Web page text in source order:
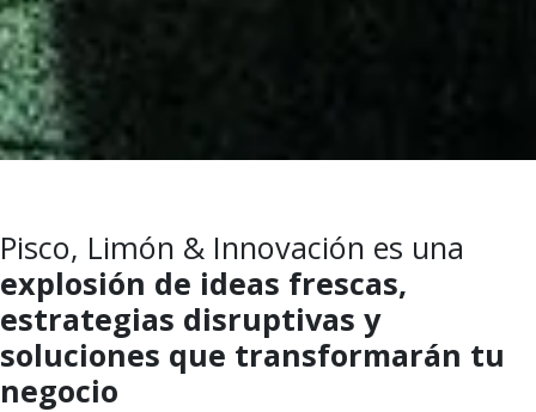
Pisco, Limón & Innovación es una
explosión de ideas frescas,
estrategias disruptivas y
soluciones que transformarán tu
negocio